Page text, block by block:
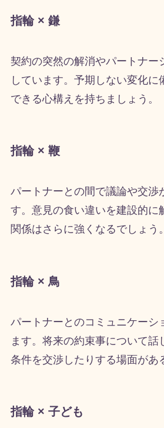
指輪 × 鎌
契約の突然の解消やパートナー
しています。予期しない変化に
できる心構えを持ちましょう。
指輪 × 鞭
パートナーとの間で議論や交渉
す。意見の食い違いを建設的に
関係はさらに強くなるでしょう。
指輪 × 鳥
パートナーとのコミュニケーシ
ます。将来の約束事について話
条件を交渉したりする場面があ
指輪 × 子ども